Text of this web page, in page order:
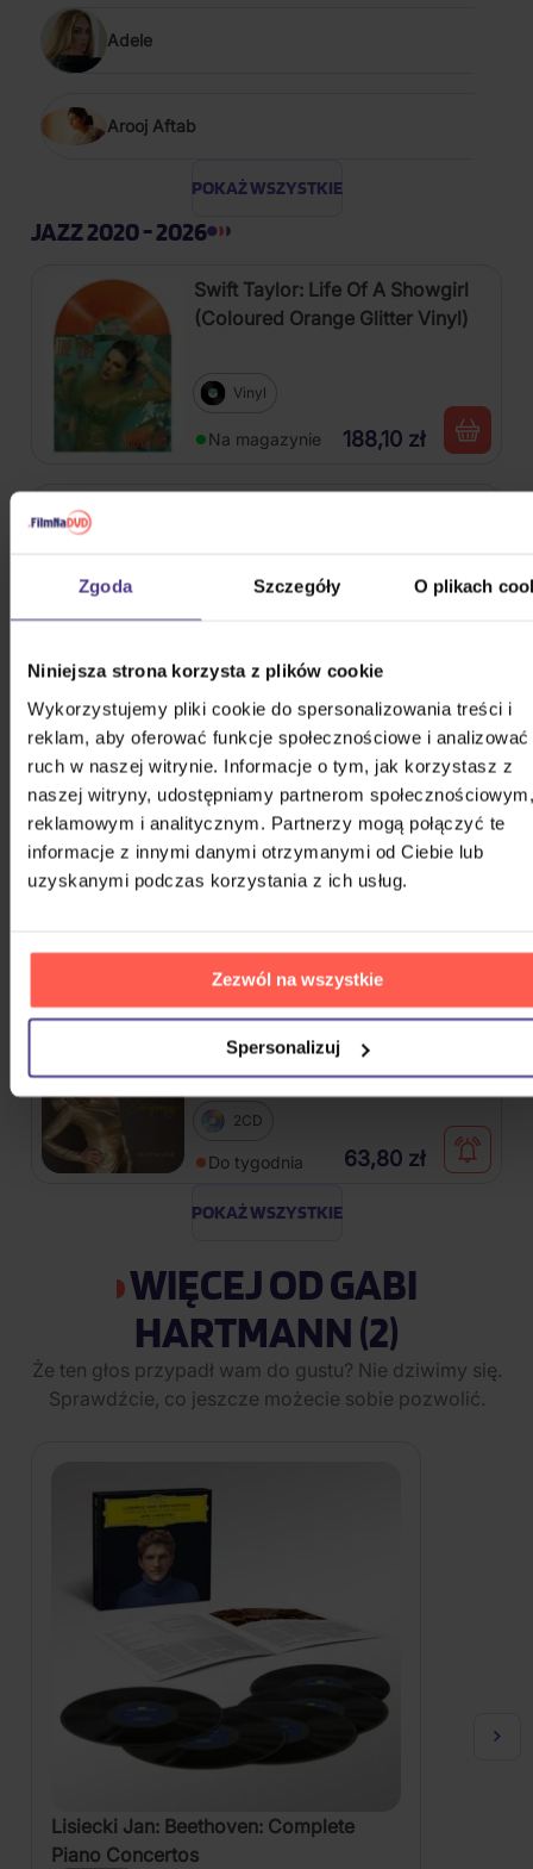
Zgoda Szczegóły O plikach
Niniejsza strona korzysta z plików cookie
Wykorzystujemy pliki cookie do spersonalizowania treści i
reklam, aby oferować funkcje społecznościowe i analizować
ruch w naszej witrynie. Informacje o tym, jak korzystasz z
naszej witryny, udostępniamy partnerom społecznościowym,
reklamowym i analitycznym. Partnerzy mogą połączyć te
informacje z innymi danymi otrzymanymi od Ciebie lub
uzyskanymi podczas korzystania z ich usług.
Zezwól na wszystkie
Spersonalizuj
Adele
Arooj Aftab
POKAŻ WSZYSTKIE
JAZZ 2020 - 2026
Swift Taylor: Life Of A Showgirl
(Coloured Orange Glitter Vinyl)
Vinyl
Na magazynie 188,10 zł
2Vinyl
CD
Niedostępne 124,10 zł
Bocelli Andrea: Duets (30th
2CD
99,60 zł
Vondráčková Helena: Evergreeny
2CD
Do tygodnia 63,80 zł
POKAŻ WSZYSTKIE
WIĘCEJ OD GABI
HARTMANN (2)
Że ten głos przypadł wam do gustu? Nie dziwimy się.
Sprawdźcie, co jeszcze możecie sobie pozwolić.
Lisiecki Jan: Beethoven: Complete
Piano Concertos